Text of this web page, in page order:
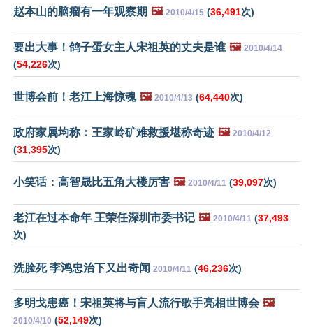
赵本山的脑瘤有一年观察期 🖼️ 2010/4/15 (36,491次)
要出大事！鸽子蛋女主人宋祖英的丈夫是谁 🖼️ 2010/4/14
(54,226次)
世博会前！老江上海惊魂 🖼️ 2010/4/13 (64,440次)
政府家属均称：王家岭矿难救援堪称奇迹 🖼️ 2010/4/12
(31,395次)
小笑话：高智晟比五角大楼厉害 🖼️ 2010/4/11 (39,097次)
老江在过本命年 王荣任深圳市委书记 🖼️ 2010/4/11 (37,493
次)
洗脸死 李鸿忠治下又出奇闻 2010/4/11 (46,236次)
多明戈患癌！宋祖英将与盲人流行歌手亮相世博会 🖼️
2010/4/10 (52,149次)